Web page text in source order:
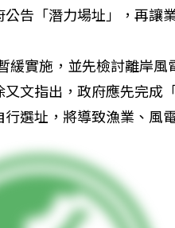
告「潛力場址」，再讓
緩實施，並先檢討離岸風
文指出，政府應先完成
選址，將導致漁業、風